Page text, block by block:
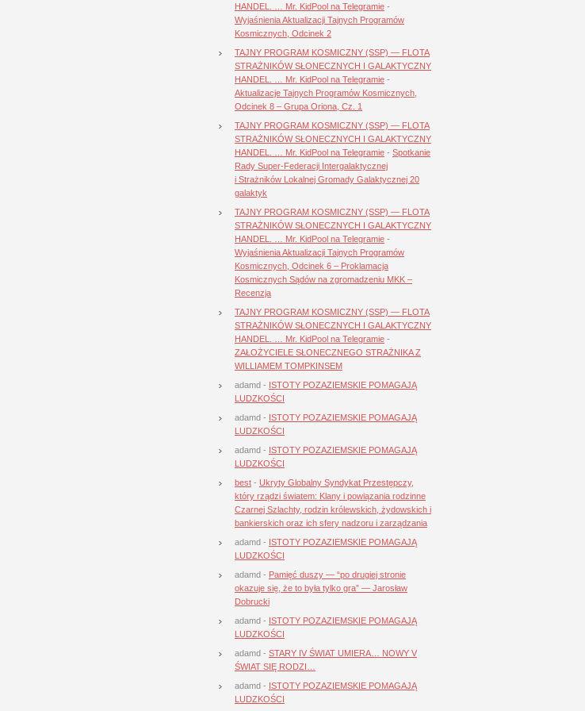
HANDEL. … Mr. KidPool na Telegramie -
Wyjaśnienia Aktualizacji Tajnych Programów
Kosmicznych, Odcinek 2
TAJNY PROGRAM KOSMICZNY (SSP) — FLOTA
STRAŻNIKÓW SŁONECZNYCH I GALAKTYCZNY
HANDEL. … Mr. KidPool na Telegramie -
Aktualizacje Tajnych Programów Kosmicznych,
Odcinek 8 – Grupa Oriona, Cz. 1
TAJNY PROGRAM KOSMICZNY (SSP) — FLOTA
STRAŻNIKÓW SŁONECZNYCH I GALAKTYCZNY
HANDEL. … Mr. KidPool na Telegramie - Spotkanie
Rady Super-Federacji Intergalaktycznej
i Strażników Lokalnej Gromady Galaktycznej 20
galaktyk
TAJNY PROGRAM KOSMICZNY (SSP) — FLOTA
STRAŻNIKÓW SŁONECZNYCH I GALAKTYCZNY
HANDEL. … Mr. KidPool na Telegramie -
Wyjaśnienia Aktualizacji Tajnych Programów
Kosmicznych, Odcinek 6 – Proklamacja
Kosmicznych Sądów na zgromadzeniu MKK –
Recenzja
TAJNY PROGRAM KOSMICZNY (SSP) — FLOTA
STRAŻNIKÓW SŁONECZNYCH I GALAKTYCZNY
HANDEL. … Mr. KidPool na Telegramie -
ZAŁOŻYCIELE SŁONECZNEGO STRAŻNIKA Z
WILLIAMEM TOMPKINSEM
adamd - ISTOTY POZAZIEMSKIE POMAGAJĄ
LUDZKOŚCI
adamd - ISTOTY POZAZIEMSKIE POMAGAJĄ
LUDZKOŚCI
adamd - ISTOTY POZAZIEMSKIE POMAGAJĄ
LUDZKOŚCI
best - Ukryty Globalny Syndykat Przestępczy,
który rządzi światem: Klany i powiązania rodzinne
Czarnej Szlachty, rodzin królewskich, żydowskich i
bankierskich oraz ich sfery nadzoru i zarządzania
adamd - ISTOTY POZAZIEMSKIE POMAGAJĄ
LUDZKOŚCI
adamd - Pamięć duszy — “po drugiej stronie
okazuje się, że to była tylko gra” — Jarosław
Dobrucki
adamd - ISTOTY POZAZIEMSKIE POMAGAJĄ
LUDZKOŚCI
adamd - STARY IV ŚWIAT UMIERA… NOWY V
ŚWIAT SIĘ RODZI…
adamd - ISTOTY POZAZIEMSKIE POMAGAJĄ
LUDZKOŚCI